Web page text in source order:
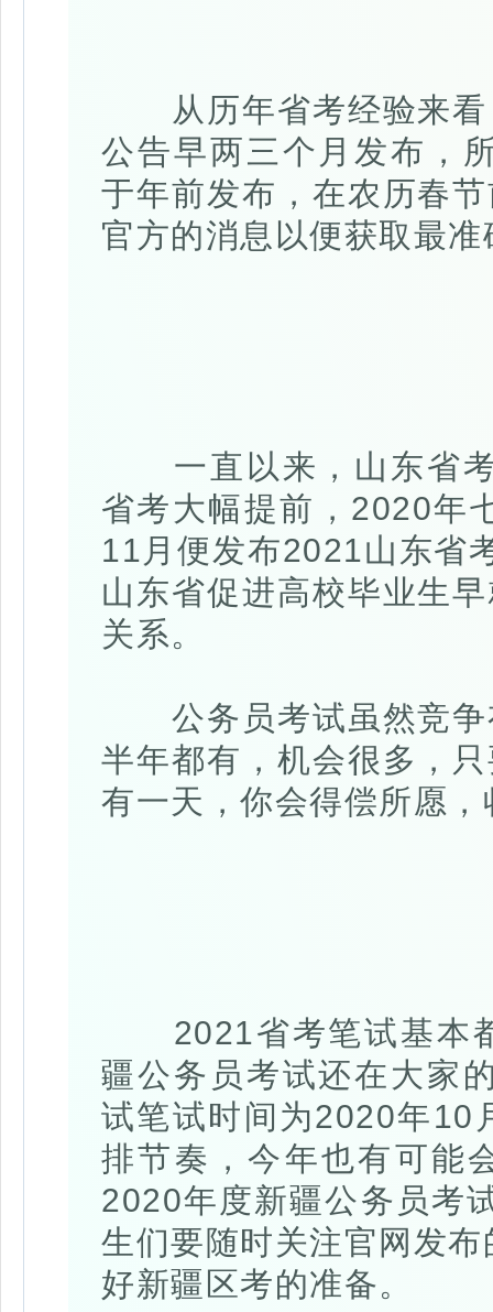
从历年省考经验来看
公告早两三个月发布，
于年前发布，在农历春
官方的消息以便获取最
一直以来，山东省考
省考大幅提前，2020年
11月便发布2021山东省
山东省促进高校毕业生
关系。
公务员考试虽然竞争
半年都有，机会很多，
有一天，你会得偿所愿
2021省考笔试基本都
疆公务员考试还在大家
试笔试时间为2020年10
排节奏，今年也有可能
2020年度新疆公务员考
生们要随时关注官网发
好新疆区考的准备。